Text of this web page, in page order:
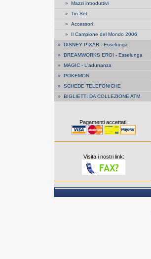
» Mazzi introduttivi
» Tin Set
» Accessori
» Il Campione del Mondo 2006
» DISNEY PIXAR - Esselunga
» DREAMWORKS EROI - Esselunga
» MAGIC - L'adunanza
» POKEMON
» SCHEDE TELEFONICHE
» BIGLIETTI DA COLLEZIONE ATM
Pagamenti accettati:
Visita i nostri link: